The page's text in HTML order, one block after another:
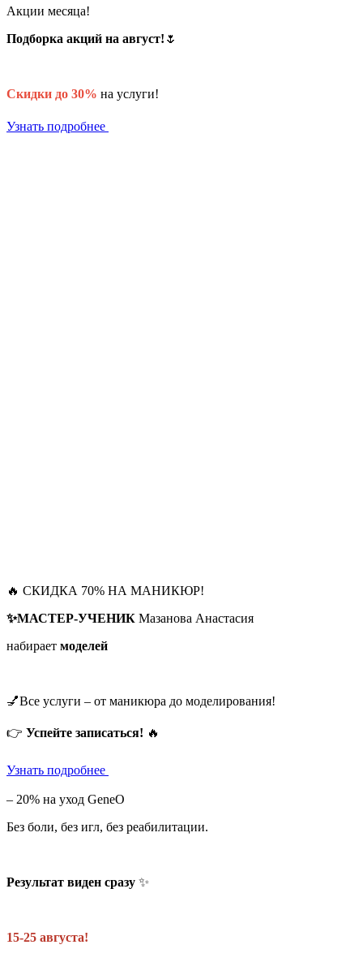
Акции месяца!
Подборка акций на август! 🌷
Скидки до 30% на услуги!
Узнать подробнее
🔥 СКИДКА 70% НА МАНИКЮР!
✨МАСТЕР-УЧЕНИК Мазанова Анастасия
набирает моделей
💅Все услуги – от маникюра до моделирования!
👉 Успейте записаться! 🔥
Узнать подробнее
– 20% на уход GeneO
Без боли, без игл, без реабилитации.
Результат виден сразу ✨
15-25 августа!